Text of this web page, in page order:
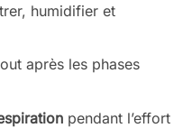
humidifier et
après les phases
pendant l’effort